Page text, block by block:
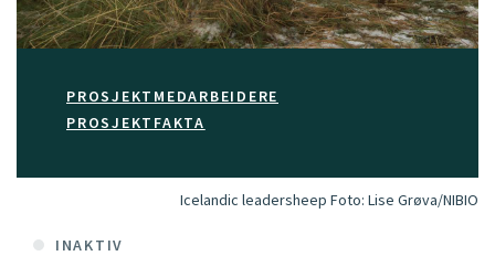
PROSJEKTMEDARBEIDERE
PROSJEKTFAKTA
Icelandic leadersheep Foto: Lise Grøva/NIBIO
INAKTIV